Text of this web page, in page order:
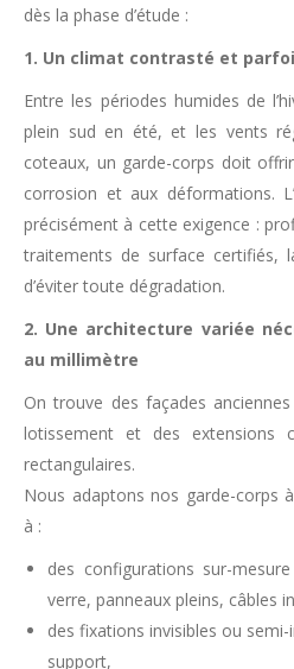
dès la phase d’étude :
1. Un climat contrasté et
Entre les périodes humides de
plein sud en été, et les vents
coteaux, un garde-corps doit
corrosion et aux déformations.
précisément à cette exigence :
traitements de surface certifiés,
d’éviter toute dégradation.
2. Une architecture variée
au millimètre
On trouve des façades
lotissement et des extensions
rectangulaires.
Nous adaptons nos garde-corps
à :
des configurations sur-
verre, panneaux pleins, câbles
des fixations invisibles ou
support,